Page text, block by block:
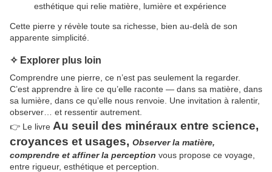
esthétique qui relie matière, lumière et expérience
Cette pierre y révèle toute sa richesse, bien au-delà de son
apparente simplicité.
✧ Explorer plus loin
Comprendre une pierre, ce n’est pas seulement la regarder.
C’est apprendre à lire ce qu’elle raconte — dans sa matière, dans
sa lumière, dans ce qu’elle nous renvoie. Une invitation à ralentir,
observer… et ressentir autrement.
👉 Le livre Au seuil des minéraux entre science,
croyances et usages, Observer la matière,
comprendre et affiner la perception vous propose ce voyage,
entre rigueur, esthétique et perception.